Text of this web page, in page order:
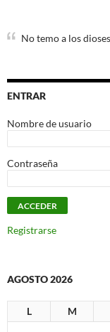
No temo a los
ENTRAR
Nombre de usuario
Contraseña
Registrarse
AGOSTO 2026
L M